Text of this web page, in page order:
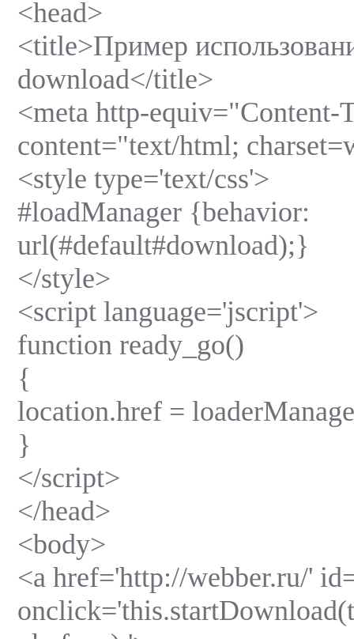
<head>
<title>Пример
download</title>
<meta http-equiv="Content-
content="text/html;
<style type='text/css'>
#loadManager {behavior:
url(#default#download);}
</style>
<script language='jscript'>
function ready_go()
{
location.href =
}
</script>
</head>
<body>
<a href='http://webber.ru/'